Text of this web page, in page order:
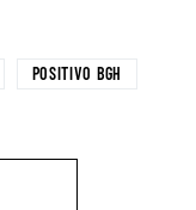
POSITIVO BGH